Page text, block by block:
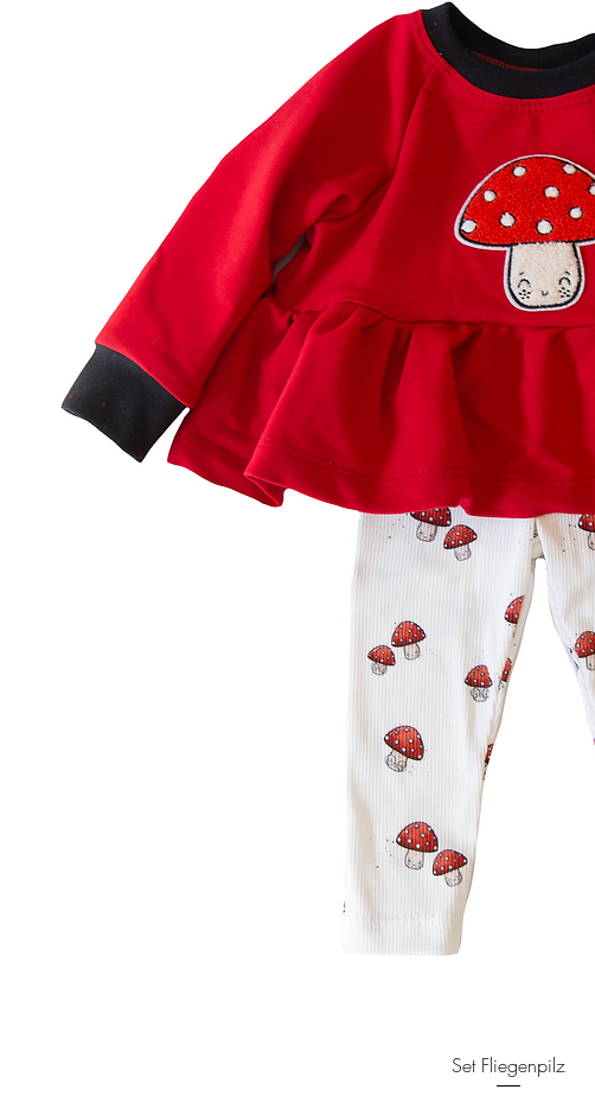
Schnellansicht
Set Fliegenpilz